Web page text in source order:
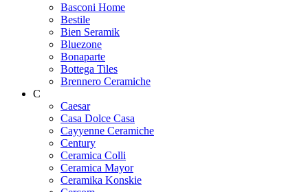
Basconi Home
Bestile
Bien Seramik
Bluezone
Bonaparte
Bottega Tiles
Brennero Ceramiche
C
Caesar
Casa Dolce Casa
Cayyenne Ceramiche
Century
Ceramica Colli
Ceramica Mayor
Ceramika Konskie